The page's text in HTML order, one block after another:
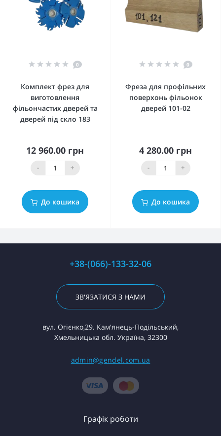
0
Комплект фрез для
виготовлення
фільончастих дверей та
дверей під скло 183
12 960.00 грн
- +
До кошика
0
Фреза для профільних
поверхонь фільонок
дверей 101-02
4 280.00 грн
- +
До кошика
+38-(066)-133-32-06
ЗВ'ЯЗАТИСЯ З НАМИ
вул. Огієнко,29. Кам'янець-Подільський,
Хмельницька обл. Україна, 32300
admin@gendel.com.ua
Графік роботи